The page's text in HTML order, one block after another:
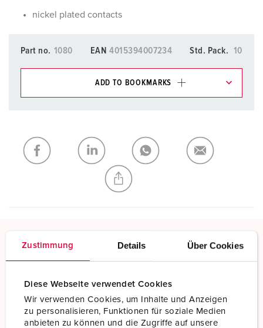
Zustimmung Details Über Cookies
Diese Webseite verwendet Cookies
Wir verwenden Cookies, um Inhalte und Anzeigen
zu personalisieren, Funktionen für soziale Medien
anbieten zu können und die Zugriffe auf unsere
nickel plated contacts
Part no. 1080 EAN 4015394007234 Std. Pack. 10
ADD TO BOOKMARKS
My list ADD
CREATE A NEW LIST
Read more